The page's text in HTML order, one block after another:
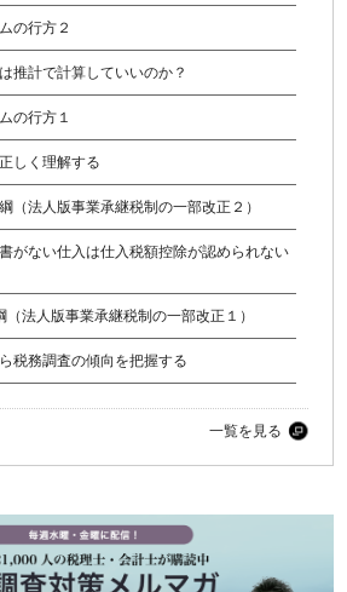
の行方２
推計で計算していいのか？
の行方１
しく理解する
（法人版事業承継税制の一部改正２）
がない仕入は仕入税額控除が認められない
法人版事業承継税制の一部改正１）
税務調査の傾向を把握する
一覧を見る